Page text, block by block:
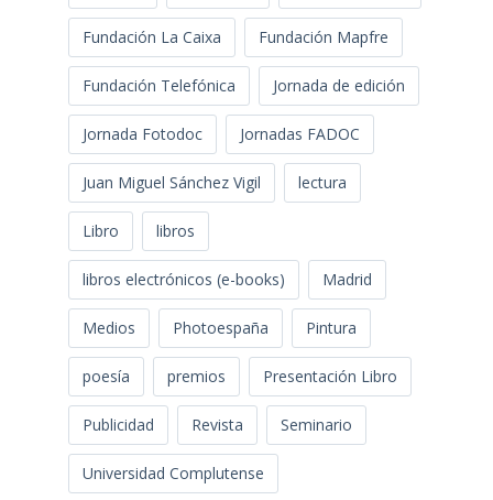
Fundación La Caixa Fundación Mapfre
Fundación Telefónica Jornada de edición
Jornada Fotodoc Jornadas FADOC
Juan Miguel Sánchez Vigil lectura
Libro libros
libros electrónicos (e-books) Madrid
Medios Photoespaña Pintura
poesía premios Presentación Libro
Publicidad Revista Seminario
Universidad Complutense